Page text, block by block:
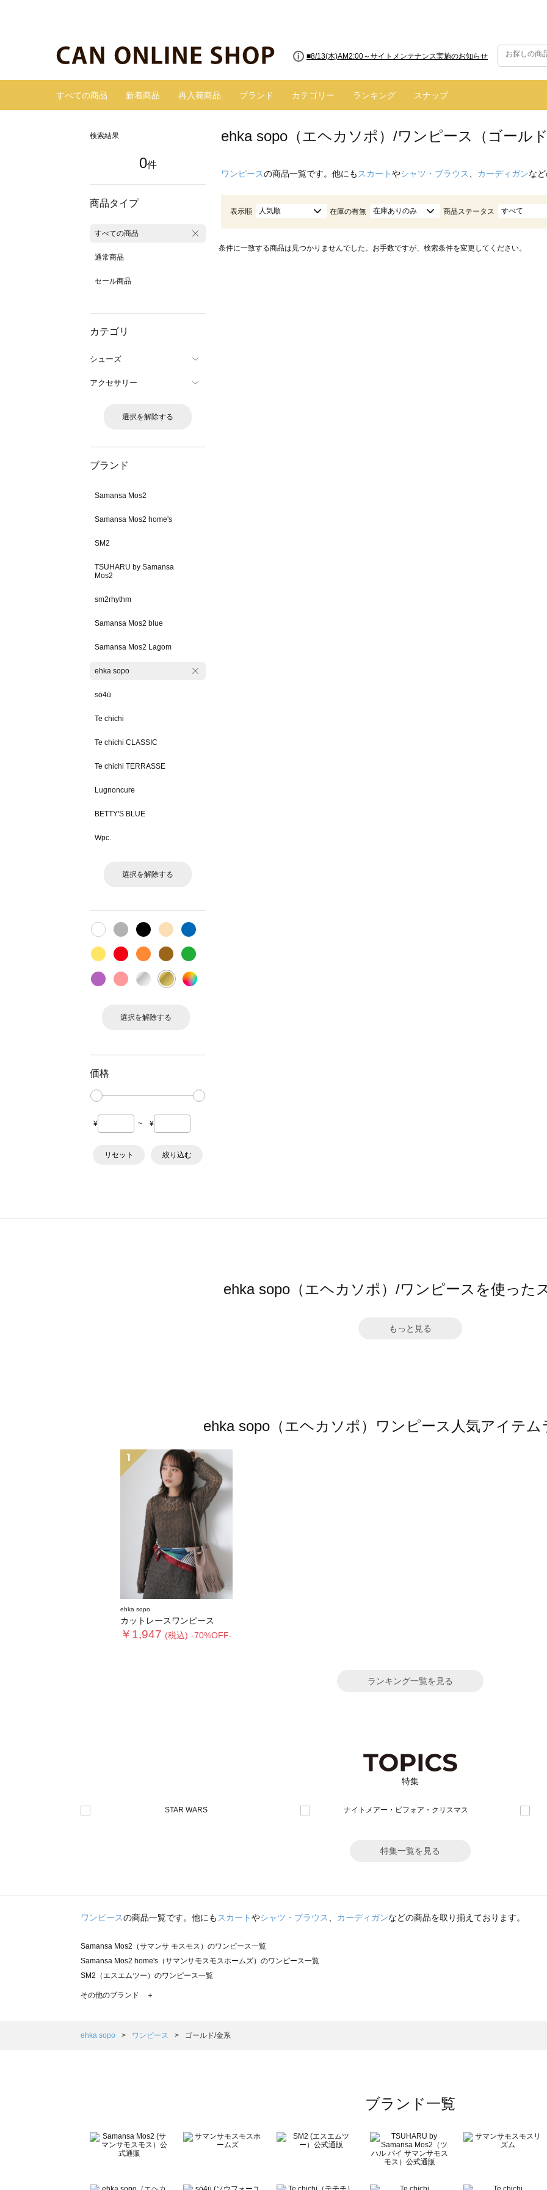
■8/13(木)AM2:00～サイトメンテナンス実施のお知らせ
すべての商品 新着商品 再入荷商品 ブランド カテゴリー ランキング スナップ
検索結果
0件
商品タイプ
すべての商品
通常商品
セール商品
カテゴリ
シューズ
アクセサリー
選択を解除する
ブランド
Samansa Mos2
Samansa Mos2 home's
SM2
TSUHARU by Samansa
Mos2
sm2rhythm
Samansa Mos2 blue
Samansa Mos2 Lagom
ehka sopo
sō4ū
Te chichi
Te chichi CLASSIC
Te chichi TERRASSE
Lugnoncure
BETTY'S BLUE
Wpc.
選択を解除する
選択を解除する
価格
¥ ~ ¥
リセット 絞り込む
ehka sopo（エヘカソポ）/ワンピース（ゴールド
ワンピースの商品一覧です。他にも スカートやシャツ・ブラウス カーディガンな
表示順 人気順 在庫の有無 在庫ありのみ 商品ステータス すべて
条件に一致する商品は見つかりませんでした。お手数ですが、検索条件を変更してください。
ehka sopo（エヘカソポ）/ワンピースを使った
もっと見る
ehka sopo（エヘカソポ）ワンピース人気アイテ
1
ehka sopo
カットレースワンピース
￥1,947 (税込) -70%OFF-
ランキング一覧を見る
特集
特集一覧を見る
ワンピースの商品一覧です。他にもスカートやシャツ・ブラウス、 カーディガンなどの商品を取り揃えております。
Samansa Mos2（サマンサ モスモス）のワンピース一覧
Samansa Mos2 home's（サマンサモスモスホームズ）のワンピース一覧
SM2（エスエムツー）のワンピース一覧
TSUHARU by Samansa Mos2（ツハルバイサマンサモスモス）のワンピース一覧
Samansa Mos2 Lagom（サマンサモスモス ラーゴム）のワンピース一覧
BETTY'S BLUE（べティーズブルー）のワンピース一覧
Wpc.（ワールドパーティー）のワンピース一覧
その他のブランド ＋
ehka sopo ワンピース ゴールド/金系
ブランド一覧